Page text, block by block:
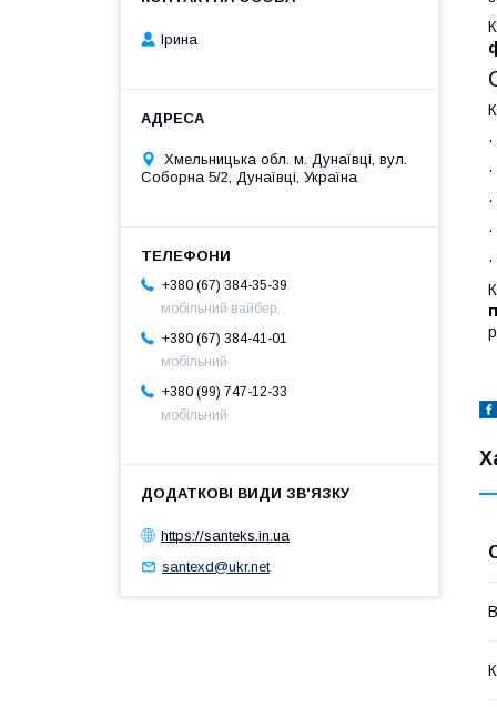
Ірина
Хмельницька обл. м. Дунаївці, вул.
Соборна 5/2, Дунаївці, Україна
+380 (67) 384-35-39
мобільний вайбер.
+380 (67) 384-41-01
мобільний
+380 (99) 747-12-33
мобільний
https://santeks.in.ua
santexd@ukr.net